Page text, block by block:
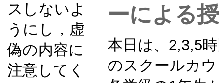
スしないよ
うにし，虚
偽の内容に
注意してく
ーによる
本日は、2,3,5
のスクールカ